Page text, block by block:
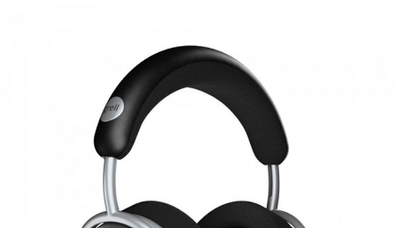
ドラム パーカッション
キーボード 電子ピアノ